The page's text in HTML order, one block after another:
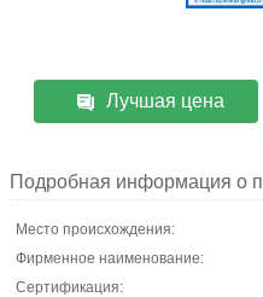
Лучшая цена
Подробная информация о
Место происхождения:
Фирменное наименование:
Сертификация: